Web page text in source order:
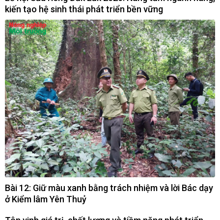
kiến tạo hệ sinh thái phát triển bền vững
Bài 12: Giữ màu xanh bằng trách nhiệm và lời Bác dạy
ở Kiểm lâm Yên Thuỷ